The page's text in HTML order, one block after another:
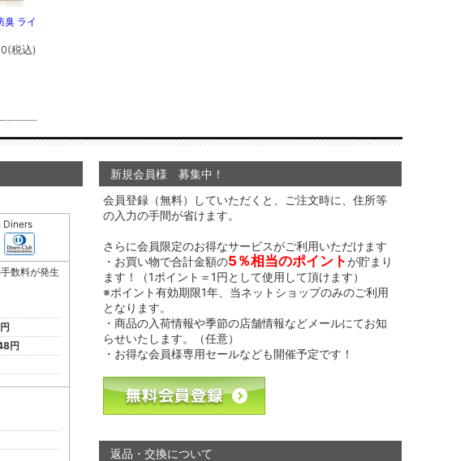
臭 ライ
(税込)
Diners
数料が発生
円
新規会員様 募集中！
会員登録（無料）していただくと、ご注文時に、住所等
の入力の手間が省けます。
さらに会員限定のお得なサービスがご利用いただけます
・お買い物で合計金額の5％相当のポイントが貯まり
ます！（1ポイント＝1円として使用して頂けます）
※ポイント有効期限1年、当ネットショップのみのご利用
となります。
・商品の入荷情報や季節の店舗情報などメールにてお知
らせいたします。（任意）
・お得な会員様専用セールなども開催予定です！
返品・交換について